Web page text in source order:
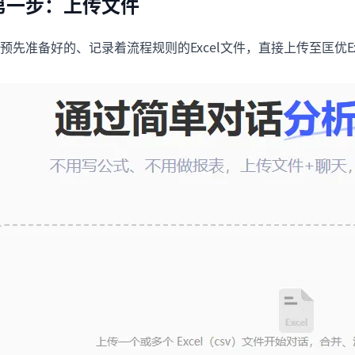
先准备好的、记录着流程规则的Excel文件，直接上传至匡优